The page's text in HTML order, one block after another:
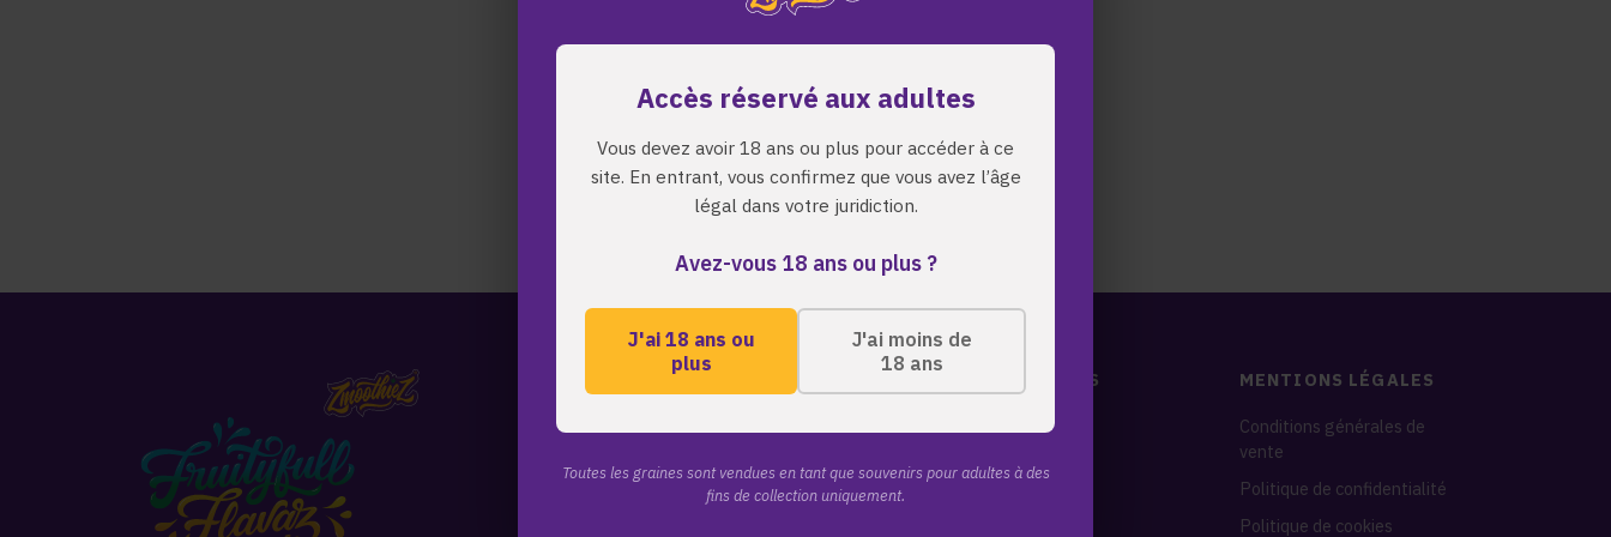
Accès réservé aux adultes
Vous devez avoir 18 ans ou plus pour accéder à ce
site. En entrant, vous confirmez que vous avez l’âge
légal dans votre juridiction.
Avez-vous 18 ans ou plus ?
J'ai 18 ans ou
plus
J'ai moins de
18 ans
Toutes les graines sont vendues en tant que souvenirs pour adultes à des
fins de collection uniquement.
Retour a l'accueil Parcourir les graines
A PROPOS
ZmoothieZ propose des
pour les collectionneurs
exigeants. Genetiques
LIENS RAPIDES
Toutes les graines
A propos de nous
MENTIONS LÉGALES
Conditions générales de
vente
Politique de confidentialité
Politique de cookies